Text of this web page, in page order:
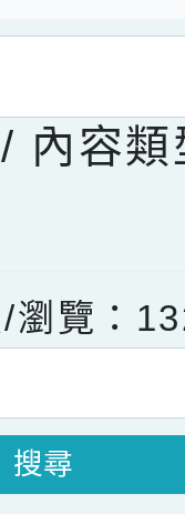
容會更
內容類
/瀏覽：
搜尋